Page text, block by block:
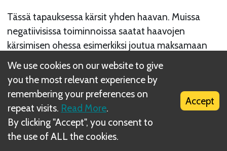
Tässä tapauksessa kärsit yhden haavan. Muissa
negatiivisissa toiminnoissa saatat haavojen
kärsimisen ohessa esimerkiksi joutua maksamaan
jotakin tai saada jotakin.
We use cookies on our website to give
you the most relevant experience by
remembering your preferences on
repeat visits. Read More.
By clicking "Accept", you consent to
the use of ALL the cookies.
Accept